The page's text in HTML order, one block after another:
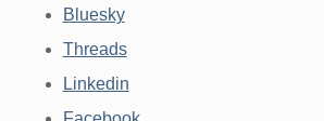
Bluesky
Threads
Linkedin